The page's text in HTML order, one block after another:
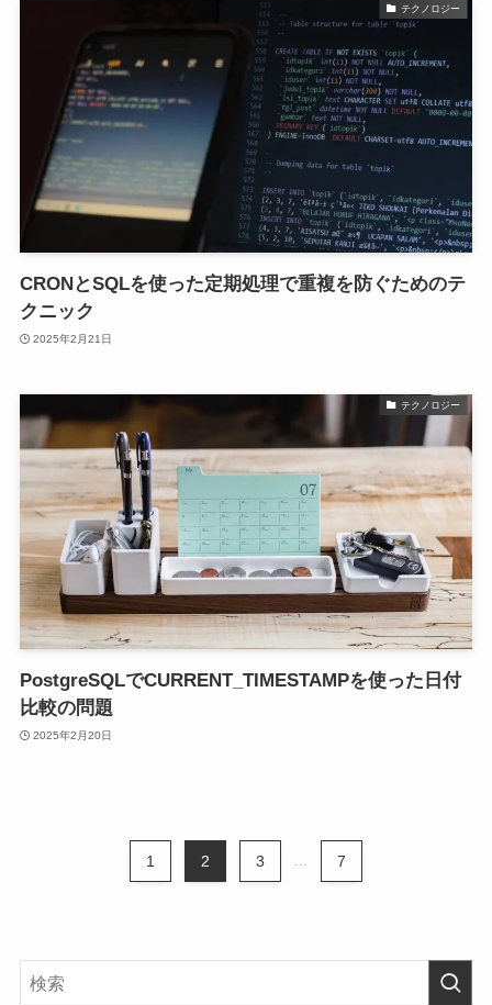
テクノロジー
CRONとSQLを使った定期処理で重複を防ぐためのテ
クニック
2025年2月21日
テクノロジー
PostgreSQLでCURRENT_TIMESTAMPを使った日付
比較の問題
2025年2月20日
1 2 3 ... 7